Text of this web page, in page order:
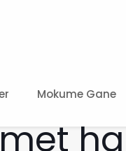
Mokume Gane